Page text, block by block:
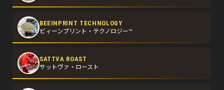
BEEINPRINT TECHNOLOGY
ビィーンプリント・テクノロジー™
SATTVA ROAST
サットヴァ・ロースト